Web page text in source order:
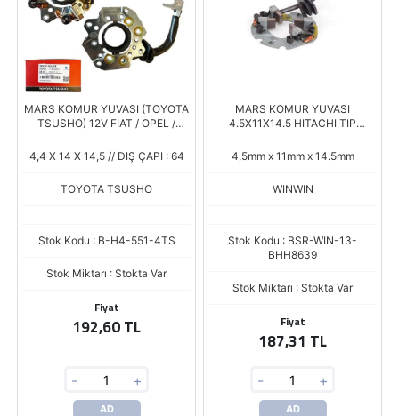
MARS KOMUR YUVASI (TOYOTA
TSUSHO) 12V FIAT / OPEL /
(JASX 54-55) (4.5 X 14 X 15)
4,4 X 14 X 14,5 // DIŞ ÇAPI : 64
TOYOTA TSUSHO
Stok Kodu : B-H4-551-4TS
Stok Miktarı : Stokta Var
Fiyat
192,60 TL
- +
AD
MARS KOMUR YUVASI
4.5X11X14.5 HITACHI TIP
MICRA/NISSAN SUNNY/YANMAR
4,5mm x 11mm x 14.5mm
WINWIN
Stok Kodu : BSR-WIN-13-
BHH8639
Stok Miktarı : Stokta Var
Fiyat
187,31 TL
- +
AD